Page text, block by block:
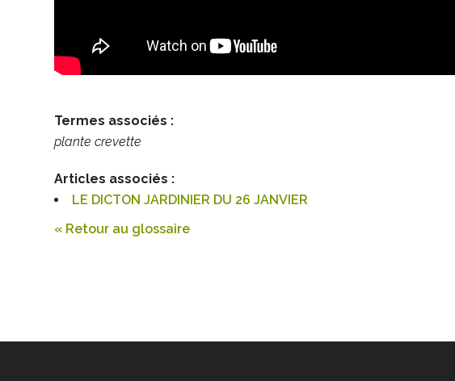
Termes associés :
plante crevette
Articles associés :
LE DICTON JARDINIER DU 26 JANVIER
« Retour au glossaire